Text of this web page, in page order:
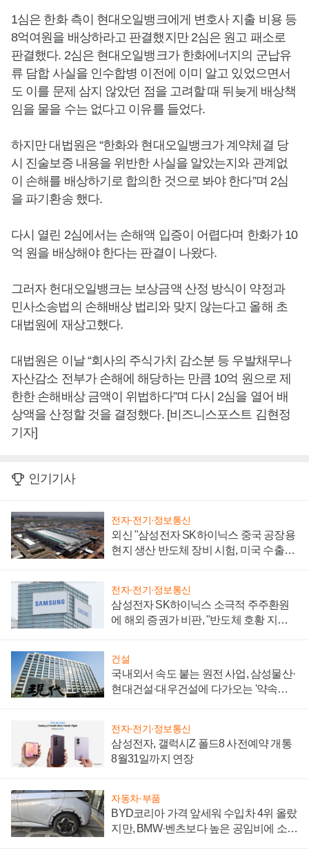
1심은 한화 측이 현대오일뱅크에게 변호사 지출 비용 등
8억여원을 배상하라고 판결했지만 2심은 원고 패소로
판결했다. 2심은 현대오일뱅크가 한화에너지의 군납유
류 담합 사실을 인수합병 이전에 이미 알고 있었으면서
도 이를 문제 삼지 않았던 점을 고려할 때 뒤늦게 배상책
임을 물을 수는 없다고 이유를 들었다.
하지만 대법원은 “한화와 현대오일뱅크가 계약체결 당
시 진술보증 내용을 위반한 사실을 알았는지와 관계없
이 손해를 배상하기로 합의한 것으로 봐야 한다”며 2심
을 파기환송 했다.
다시 열린 2심에서는 손해액 입증이 어렵다며 한화가 10
억 원을 배상해야 한다는 판결이 나왔다.
그러자 헌대오일뱅크는 보상금액 산정 방식이 약정과
민사소송법의 손해배상 법리와 맞지 않는다고 올해 초
대법원에 재상고했다.
대법원은 이날 “회사의 주식가치 감소분 등 우발채무나
자산감소 전부가 손해에 해당하는 만큼 10억 원으로 제
한한 손해배상 금액이 위법하다”며 다시 2심을 열어 배
상액을 산정할 것을 결정했다. [비즈니스포스트 김현정
기자]
인기기사
전자·전기·정보통신
외신 "삼성전자 SK하이닉스 중국 공장용
현지 생산 반도체 장비 시험, 미국 수출통
전자·전기·정보통신
삼성전자 SK하이닉스 소극적 주주환원
에 해외 증권가 비판, "반도체 호황 지속
건설
국내외서 속도 붙는 원전 사업, 삼성물산·
현대건설·대우건설에 다가오는 '약속의
전자·전기·정보통신
삼성전자, 갤럭시Z 폴드8 사전예약 개통
8월31일까지 연장
자동차·부품
BYD코리아 가격 앞세워 수입차 4위 올랐
지만, BMW·벤츠보다 높은 공임비에 소비